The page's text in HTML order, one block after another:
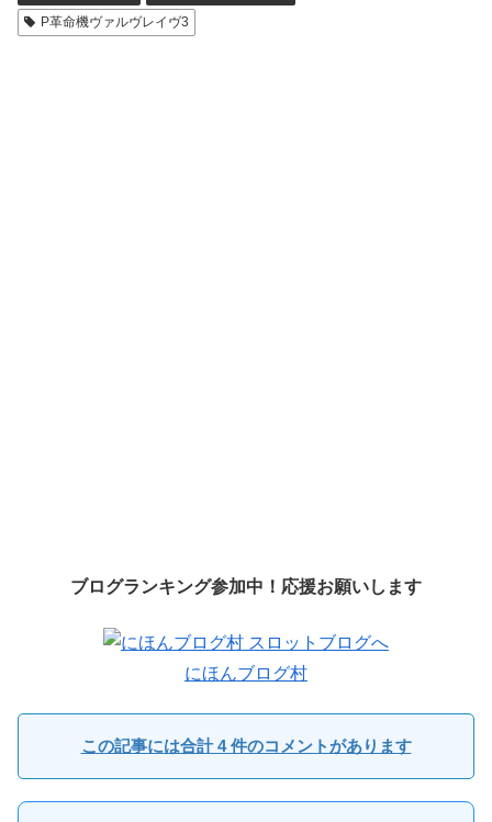
P革命機ヴァルヴレイヴ3
ブログランキング参加中！応援お願いします
にほんブログ村
この記事には合計 4 件のコメントがあります